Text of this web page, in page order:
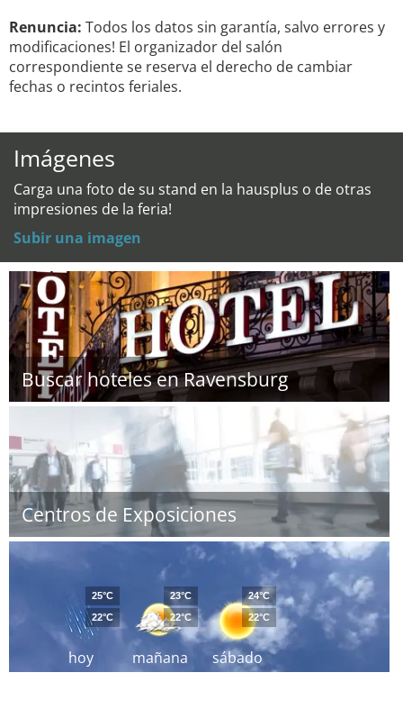
Renuncia: Todos los datos sin garantía, salvo errores y
modificaciones! El organizador del salón
correspondiente se reserva el derecho de cambiar
fechas o recintos feriales.
Imágenes
Carga una foto de su stand en la hausplus o de otras
impresiones de la feria!
Subir una imagen
Buscar hoteles en Ravensburg
Centros de Exposiciones
hoy
25°C
22°C
mañana
23°C
22°C
sábado
24°C
22°C